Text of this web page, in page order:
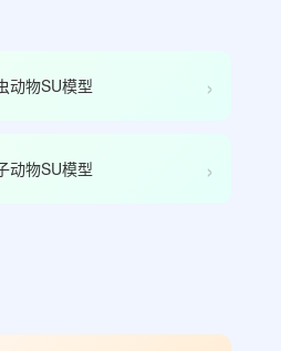
动物SU模型 ›
动物SU模型 ›